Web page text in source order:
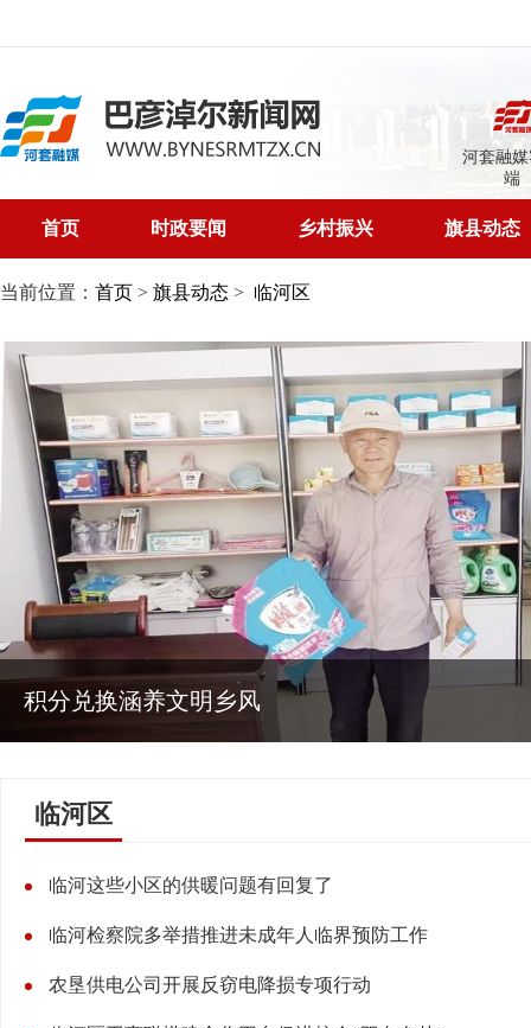
河套融
端
首页 时政要闻 乡村振兴 旗县动态
当前位置： 首页 > 旗县动态 > 临河区
积分兑换涵养文明乡风
临河区
临河这些小区的供暖问题有回复了
临河检察院多举措推进未成年人临界预防工作
农垦供电公司开展反窃电降损专项行动